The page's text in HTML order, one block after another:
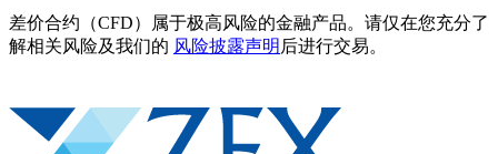
差价合约（CFD）属于极高风险的金融产品。请仅在您充分了
解相关风险及我们的 风险披露声明 后进行交易。